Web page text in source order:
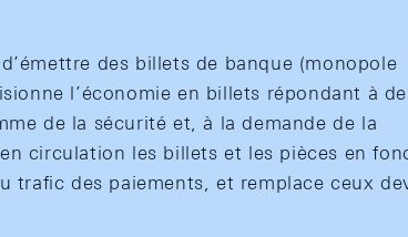
des billets de banque (monopole
l’économie en billets répondant à
de la sécurité et, à la demande de la
circulation les billets et les pièces en
trafic des paiements, et remplace ceux